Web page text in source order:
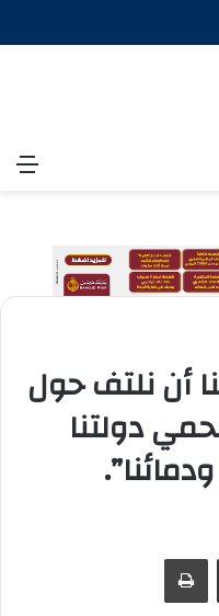
أن نلتف حول
دولتنا
مشاركة عبر البريد طباعة